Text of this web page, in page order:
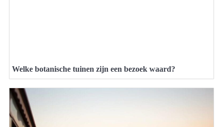
Welke botanische tuinen zijn een bezoek waard?